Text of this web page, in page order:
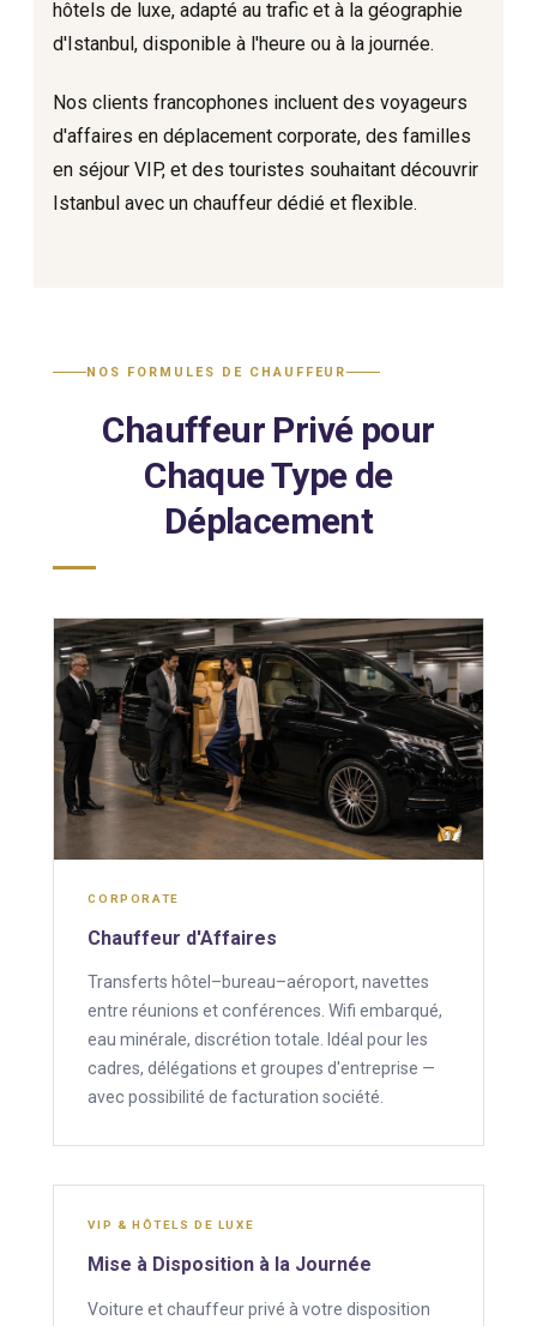
hôtels de luxe, adapté au trafic et à la géographie
d'Istanbul, disponible à l'heure ou à la journée.
Nos clients francophones incluent des voyageurs
d'affaires en déplacement corporate, des familles
en séjour VIP, et des touristes souhaitant découvrir
Istanbul avec un chauffeur dédié et flexible.
NOS FORMULES DE CHAUFFEUR
Chauffeur Privé pour
Chaque Type de
Déplacement
CORPORATE
Chauffeur d'Affaires
Transferts hôtel–bureau–aéroport, navettes
entre réunions et conférences. Wifi embarqué,
eau minérale, discrétion totale. Idéal pour les
cadres, délégations et groupes d'entreprise —
avec possibilité de facturation société.
VIP & HÔTELS DE LUXE
Mise à Disposition à la Journée
Voiture et chauffeur privé à votre disposition